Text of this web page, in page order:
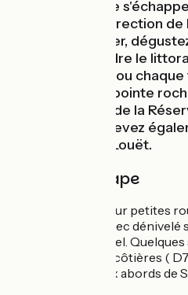
La Vélomaritime
de Morlaix en direction de
Dourduff-en-mer,
avant de rejoindre le
baie de Morlaix ou
apparaître une pointe
nombreux îlots de la
loin, vous apercevez
Taureau et l'Ile Louët.
Détail de l'étape
Majoritairement sur petites
littoral. Section avec dénivelé
de Primel-Trégastel.
départementales côtières (
Plougasnou et aux abords de